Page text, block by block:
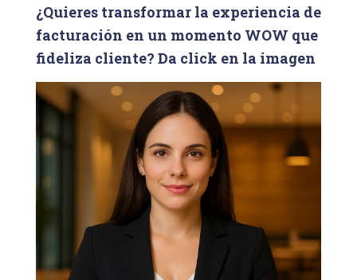
r
:
¿Quieres transformar la experiencia de
facturación en un momento WOW que
fideliza cliente? Da click en la imagen